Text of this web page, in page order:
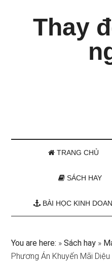
Thay
TRANG CHỦ
SÁCH HAY
BÀI HỌC KINH
You are here: »Sách hay »
Phương Án Khuyến Mãi